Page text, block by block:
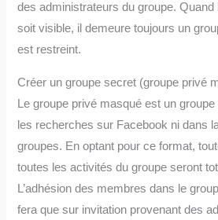
des administrateurs du groupe.
soit visible, il demeure toujours un
est restreint.
Créer un groupe secret (groupe privé
Le groupe privé masqué est un
les recherches sur Facebook ni dans
groupes. En optant pour ce format,
toutes les activités du groupe seront
L’adhésion des membres dans le
fera que sur invitation provenant des